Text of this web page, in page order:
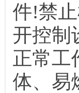
件!禁
开控制
正常工
体、易